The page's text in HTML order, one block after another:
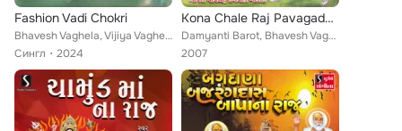
Fashion Vadi Chokri
Bhavesh Vaghela, Vijiya Vaghela
Сингл
2024
Kona Chale Raj Pavagadh Ma
Damyanti Barot, Bhavesh Vaghela
2007